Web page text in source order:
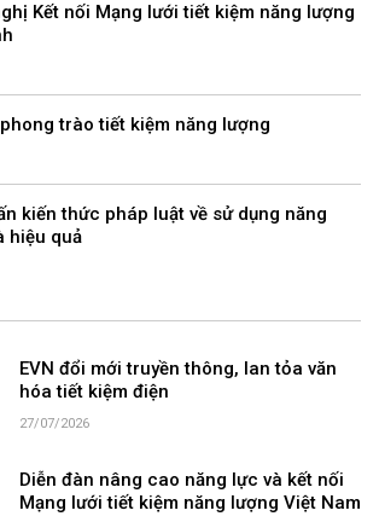
Kết nối Mạng lưới tiết kiệm năng lượng
trào tiết kiệm năng lượng
kiến thức pháp luật về sử dụng năng
hiệu quả
EVN đổi mới truyền thông, lan tỏa văn
hóa tiết kiệm điện
27/07/2026
Diễn đàn nâng cao năng lực và kết nối
Mạng lưới tiết kiệm năng lượng Việt Nam